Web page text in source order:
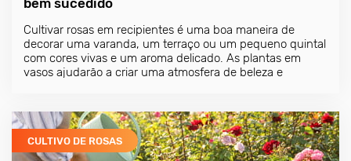
bem sucedido
Cultivar rosas em recipientes é uma boa maneira de
decorar uma varanda, um terraço ou um pequeno quintal
com cores vivas e um aroma delicado. As plantas em
vasos ajudarão a criar uma atmosfera de beleza e
CULTIVO DE ROSAS